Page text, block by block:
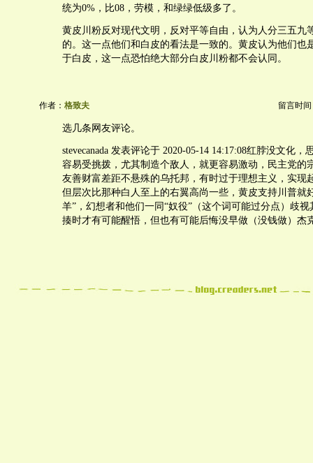
统为0%，比08，劳模，和绿绿低级多了。
黄皮川粉反对现代文明，反对平等自由，认为人分三五九
的。这一点他们和白皮的看法是一致的。黄皮认为他们也
于白皮，这一点恐怕绝大部分白皮川粉都不会认同。
作者： 格致夫 留言时间
选几条网友评论。
stevecanada 发表评论于 2020-05-14 14:17:08红脖没文化，
容易受挑拨，尤其制造个敌人，就更容易激动，民主党的
友善财富差距不悬殊的乌托邦，有时过于理想主义，实现
但层次比那种白人至上的右翼高尚一些，黄皮支持川普就
羊”，幻想者和他们一同“奴役”（这个词可能过分点）歧
揍时才有可能醒悟，但也有可能后悔没早做（没钱做）杰